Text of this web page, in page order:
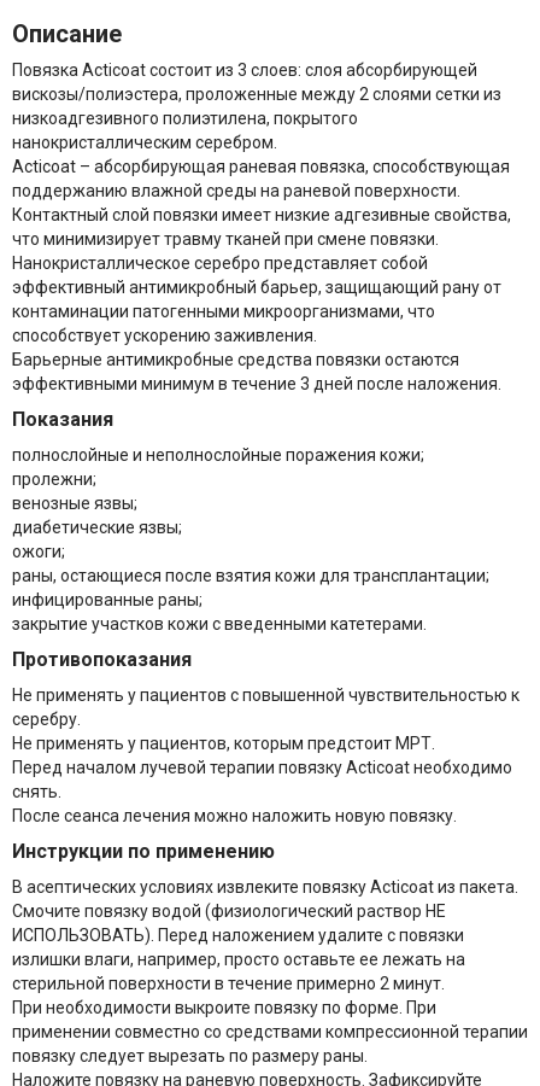
Описание
Повязка Acticoat состоит из 3 слоев: слоя абсорбирующей
вискозы/полиэстера, проложенные между 2 слоями сетки из
низкоадгезивного полиэтилена, покрытого
нанокристаллическим серебром.
Acticoat – абсорбирующая раневая повязка, способствующая
поддержанию влажной среды на раневой поверхности.
Контактный слой повязки имеет низкие адгезивные свойства,
что минимизирует травму тканей при смене повязки.
Нанокристаллическое серебро представляет собой
эффективный антимикробный барьер, защищающий рану от
контаминации патогенными микроорганизмами, что
способствует ускорению заживления.
Барьерные антимикробные средства повязки остаются
эффективными минимум в течение 3 дней после наложения.
Показания
полнослойные и неполнослойные поражения кожи;
пролежни;
венозные язвы;
диабетические язвы;
ожоги;
раны, остающиеся после взятия кожи для трансплантации;
инфицированные раны;
закрытие участков кожи с введенными катетерами.
Противопоказания
Не применять у пациентов с повышенной чувствительностью к
серебру.
Не применять у пациентов, которым предстоит МРТ.
Перед началом лучевой терапии повязку Acticoat необходимо
снять.
После сеанса лечения можно наложить новую повязку.
Инструкции по применению
В асептических условиях извлеките повязку Acticoat из пакета.
Смочите повязку водой (физиологический раствор НЕ
ИСПОЛЬЗОВАТЬ). Перед наложением удалите с повязки
излишки влаги, например, просто оставьте ее лежать на
стерильной поверхности в течение примерно 2 минут.
При необходимости выкроите повязку по форме. При
применении совместно со средствами компрессионной терапии
повязку следует вырезать по размеру раны.
Наложите повязку на раневую поверхность. Зафиксируйте